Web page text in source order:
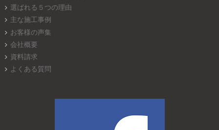
選ばれる５つの理由
主な施工事例
お客様の声集
会社概要
資料請求
よくある質問